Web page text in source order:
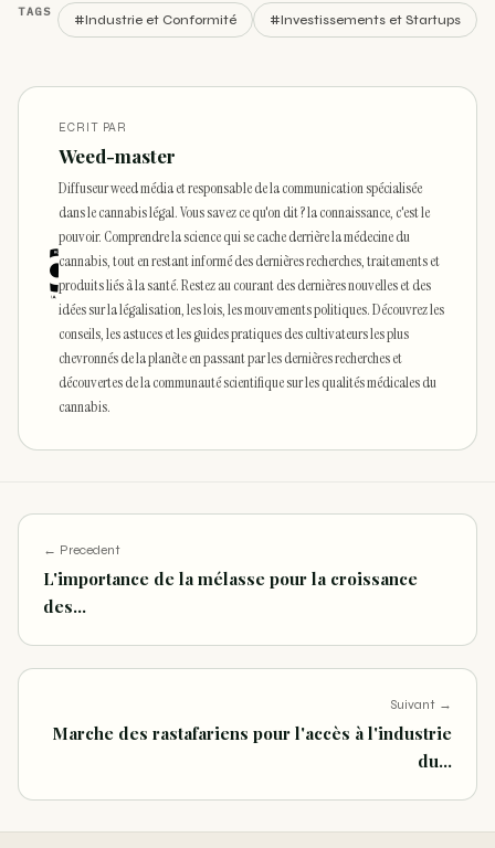
TAGS
#Industrie et Conformité #Investissements et Startups
ECRIT PAR
Weed-master
Diffuseur weed média et responsable de la communication spécialisée
dans le cannabis légal. Vous savez ce qu'on dit ? la connaissance, c'est le
pouvoir. Comprendre la science qui se cache derrière la médecine du
cannabis, tout en restant informé des dernières recherches, traitements et
produits liés à la santé. Restez au courant des dernières nouvelles et des
idées sur la légalisation, les lois, les mouvements politiques. Découvrez les
conseils, les astuces et les guides pratiques des cultivateurs les plus
chevronnés de la planète en passant par les dernières recherches et
découvertes de la communauté scientifique sur les qualités médicales du
cannabis.
← Precedent
L'importance de la mélasse pour la croissance
des…
Suivant →
Marche des rastafariens pour l'accès à l'industrie
du…